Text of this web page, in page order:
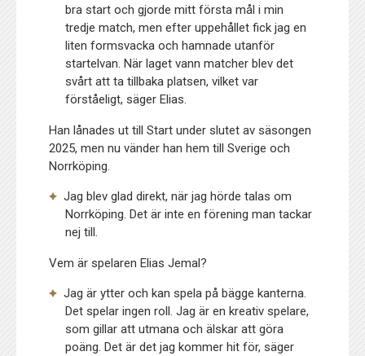
bra start och gjorde mitt första mål i min
tredje match, men efter uppehållet fick jag en
liten formsvacka och hamnade utanför
startelvan. När laget vann matcher blev det
svårt att ta tillbaka platsen, vilket var
förståeligt, säger Elias.
Han lånades ut till Start under slutet av säsongen
2025, men nu vänder han hem till Sverige och
Norrköping.
Jag blev glad direkt, när jag hörde talas om
Norrköping. Det är inte en förening man tackar
nej till.
Vem är spelaren Elias Jemal?
Jag är ytter och kan spela på bägge kanterna.
Det spelar ingen roll. Jag är en kreativ spelare,
som gillar att utmana och älskar att göra
poäng. Det är det jag kommer hit för, säger